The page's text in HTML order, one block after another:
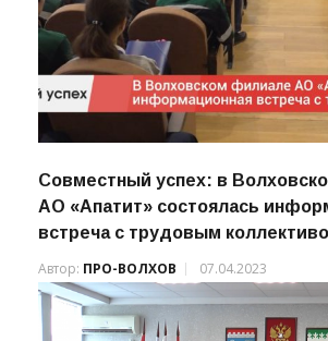
Совместный успех: в
АО «Апатит» состоялась
встреча с трудовым
Автор: ПРО-ВОЛХОВ 07.04.2023